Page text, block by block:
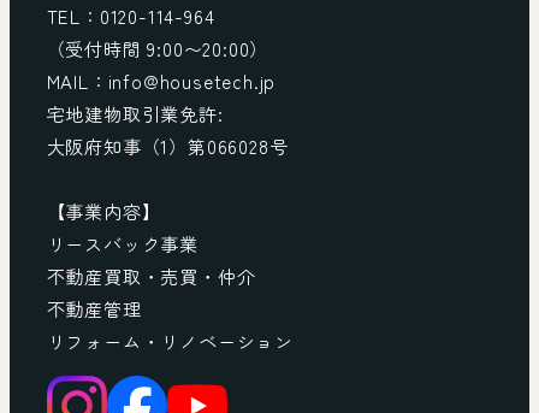
TEL：0120-114-964
（受付時間 9:00〜20:00）
MAIL：info@housetech.jp
宅地建物取引業免許:
大阪府知事（1）第066028号
【事業内容】
リースバック事業
不動産買取・売買・仲介
不動産管理
リフォーム・リノベーション